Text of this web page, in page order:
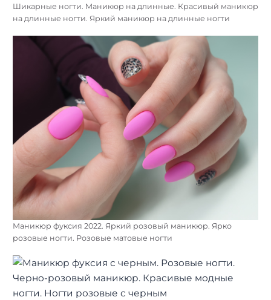
Шикарные ногти. Маникюр на длинные. Красивый маникюр
на длинные ногти. Яркий маникюр на длинные ногти
Маникюр фуксия 2022. Яркий розовый маникюр. Ярко
розовые ногти. Розовые матовые ногти